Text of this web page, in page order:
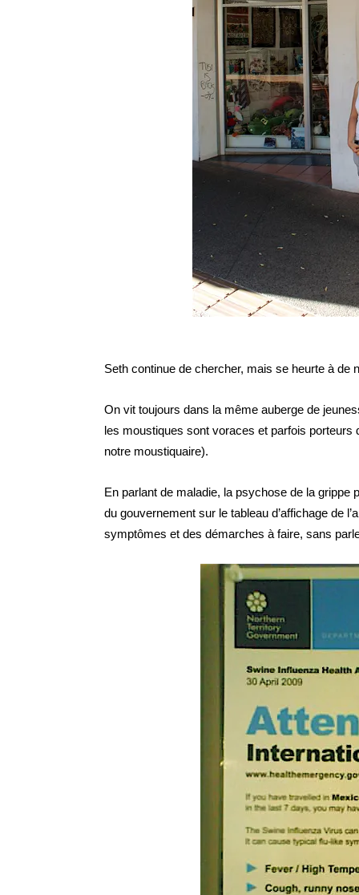
Seth continue de chercher, mais se heurte à
On vit toujours dans la même auberge de
les moustiques sont voraces et parfois
notre moustiquaire).
En parlant de maladie, la psychose de la grippe
du gouvernement sur le tableau d’affichage de
symptômes et des démarches à faire, sans